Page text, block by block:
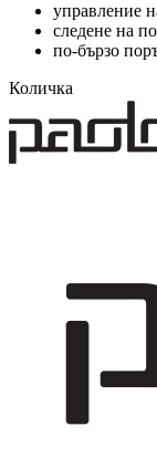
управление
следене на
по-бързо
Количка